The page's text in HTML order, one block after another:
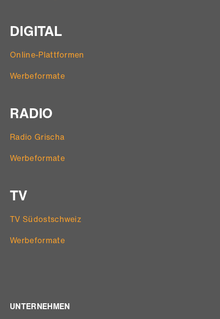
DIGITAL
Online-Plattformen
Werbeformate
RADIO
Radio Grischa
Werbeformate
TV
TV Südostschweiz
Werbeformate
UNTERNEHMEN